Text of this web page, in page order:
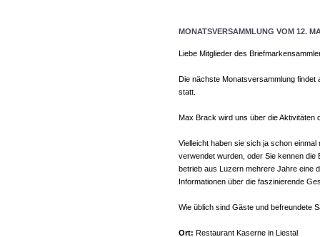
MONATSVERSAMMLUNG VOM 12.
Liebe Mitglieder des
Die nächste Monatsversammlung findet
statt.
Max Brack wird uns über die
Vielleicht haben sie sich ja schon
verwendet wurden, oder Sie kennen
betrieb aus Luzern mehrere Jahre eine
Informationen über die faszinierende
Wie üblich sind Gäste und befreundete
Ort: Restaurant Kaserne in Liestal